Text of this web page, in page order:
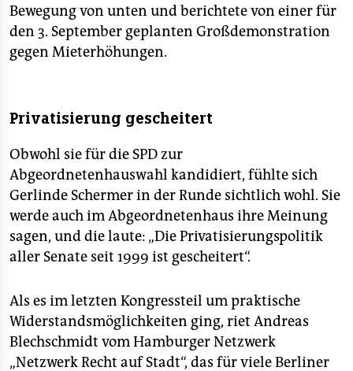
Bewegung von unten und berichtete von einer für
den 3. September geplanten Großdemonstration
gegen Mieterhöhungen.
Privatisierung gescheitert
Obwohl sie für die SPD zur
Abgeordnetenhauswahl kandidiert, fühlte sich
Gerlinde Schermer in der Runde sichtlich wohl. Sie
werde auch im Abgeordnetenhaus ihre Meinung
sagen, und die laute: „Die Privatisierungspolitik
aller Senate seit 1999 ist gescheitert“.
Als es im letzten Kongressteil um praktische
Widerstandsmöglichkeiten ging, riet Andreas
Blechschmidt vom Hamburger Netzwerk
„Netzwerk Recht auf Stadt“, das für viele Berliner